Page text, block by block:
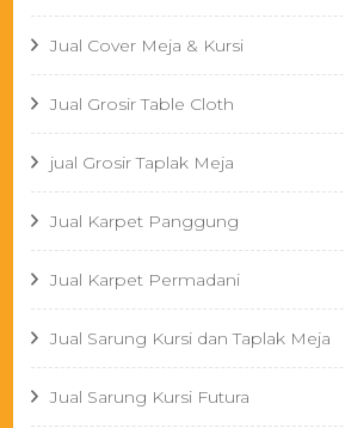
Jual Cover Meja & Kursi
Jual Grosir Table Cloth
jual Grosir Taplak Meja
Jual Karpet Panggung
Jual Karpet Permadani
Jual Sarung Kursi dan Taplak Meja
Jual Sarung Kursi Futura